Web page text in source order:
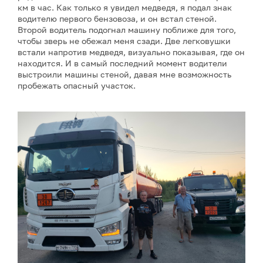
км в час. Как только я увидел медведя, я подал знак
водителю первого бензовоза, и он встал стеной.
Второй водитель подогнал машину поближе для того,
чтобы зверь не обежал меня сзади. Две легковушки
встали напротив медведя, визуально показывая, где он
находится. И в самый последний момент водители
выстроили машины стеной, давая мне возможность
пробежать опасный участок.